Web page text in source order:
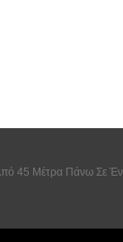
45 Μέτρα Πάνω Σε